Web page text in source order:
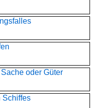
oder Güter
Schiffes